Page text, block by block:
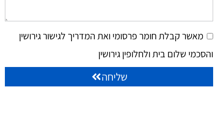
מאשר קבלת חומר פרסומי ואת המדריך לגישור גירושין
והסכמי שלום בית ולחלופין גירושין
שליחה